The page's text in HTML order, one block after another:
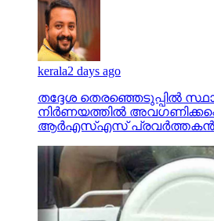
kerala2 days ago
തദ്ദേശ തെരഞ്ഞെടുപ്പില്‍
നിര്‍ണയത്തില്‍
ആര്‍എസ്എസ്